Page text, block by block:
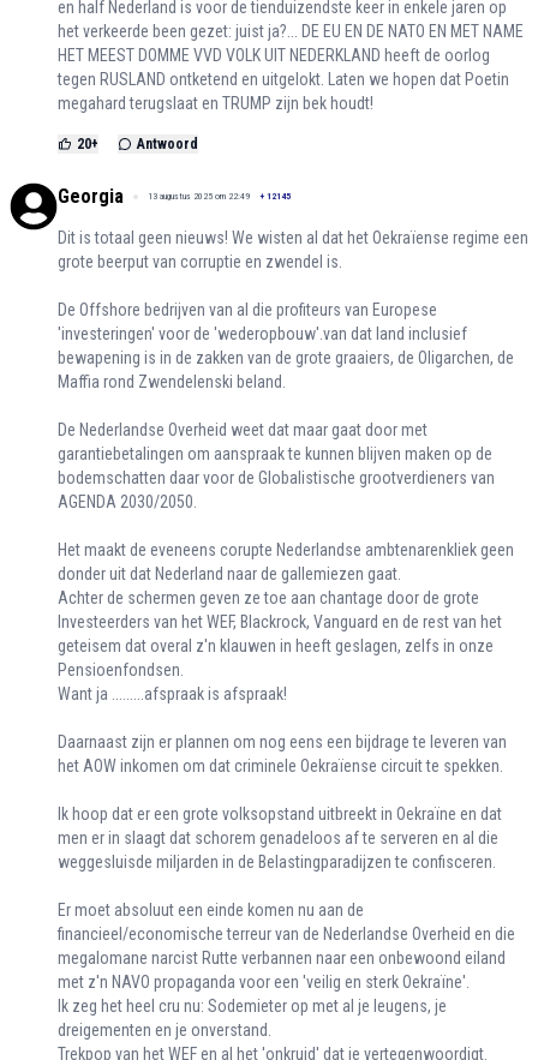
en half Nederland is voor de tienduizendste keer in enkele jaren op
het verkeerde been gezet: juist ja?... DE EU EN DE NATO EN MET NAME
HET MEEST DOMME VVD VOLK UIT NEDERKLAND heeft de oorlog
tegen RUSLAND ontketend en uitgelokt. Laten we hopen dat Poetin
megahard terugslaat en TRUMP zijn bek houdt!
20+ Antwoord
Georgia 13 augustus 2025 om 22:49 + 12145
Dit is totaal geen nieuws! We wisten al dat het Oekraïense regime een
grote beerput van corruptie en zwendel is.
De Offshore bedrijven van al die profiteurs van Europese
'investeringen' voor de 'wederopbouw'.van dat land inclusief
bewapening is in de zakken van de grote graaiers, de Oligarchen, de
Maffia rond Zwendelenski beland.
De Nederlandse Overheid weet dat maar gaat door met
garantiebetalingen om aanspraak te kunnen blijven maken op de
bodemschatten daar voor de Globalistische grootverdieners van
AGENDA 2030/2050.
Het maakt de eveneens corupte Nederlandse ambtenarenkliek geen
donder uit dat Nederland naar de gallemiezen gaat.
Achter de schermen geven ze toe aan chantage door de grote
Investeerders van het WEF, Blackrock, Vanguard en de rest van het
geteisem dat overal z'n klauwen in heeft geslagen, zelfs in onze
Pensioenfondsen.
Want ja .........afspraak is afspraak!
Daarnaast zijn er plannen om nog eens een bijdrage te leveren van
het AOW inkomen om dat criminele Oekraïense circuit te spekken.
Ik hoop dat er een grote volksopstand uitbreekt in Oekraïne en dat
men er in slaagt dat schorem genadeloos af te serveren en al die
weggesluisde miljarden in de Belastingparadijzen te confisceren.
Er moet absoluut een einde komen nu aan de
financieel/economische terreur van de Nederlandse Overheid en die
megalomane narcist Rutte verbannen naar een onbewoond eiland
met z'n NAVO propaganda voor een 'veilig en sterk Oekraïne'.
Ik zeg het heel cru nu: Sodemieter op met al je leugens, je
dreigementen en je onverstand.
Trekpop van het WEF en al het 'onkruid' dat je vertegenwoordigt.